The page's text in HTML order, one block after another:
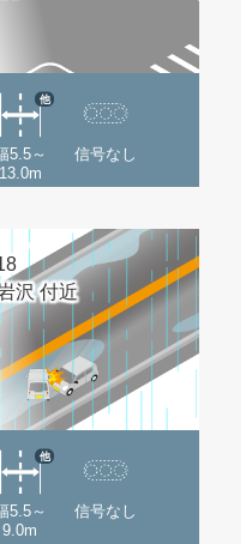
5.5～
13.0m
他
信号なし
沢 付近
5.5～
9.0m
他
信号なし